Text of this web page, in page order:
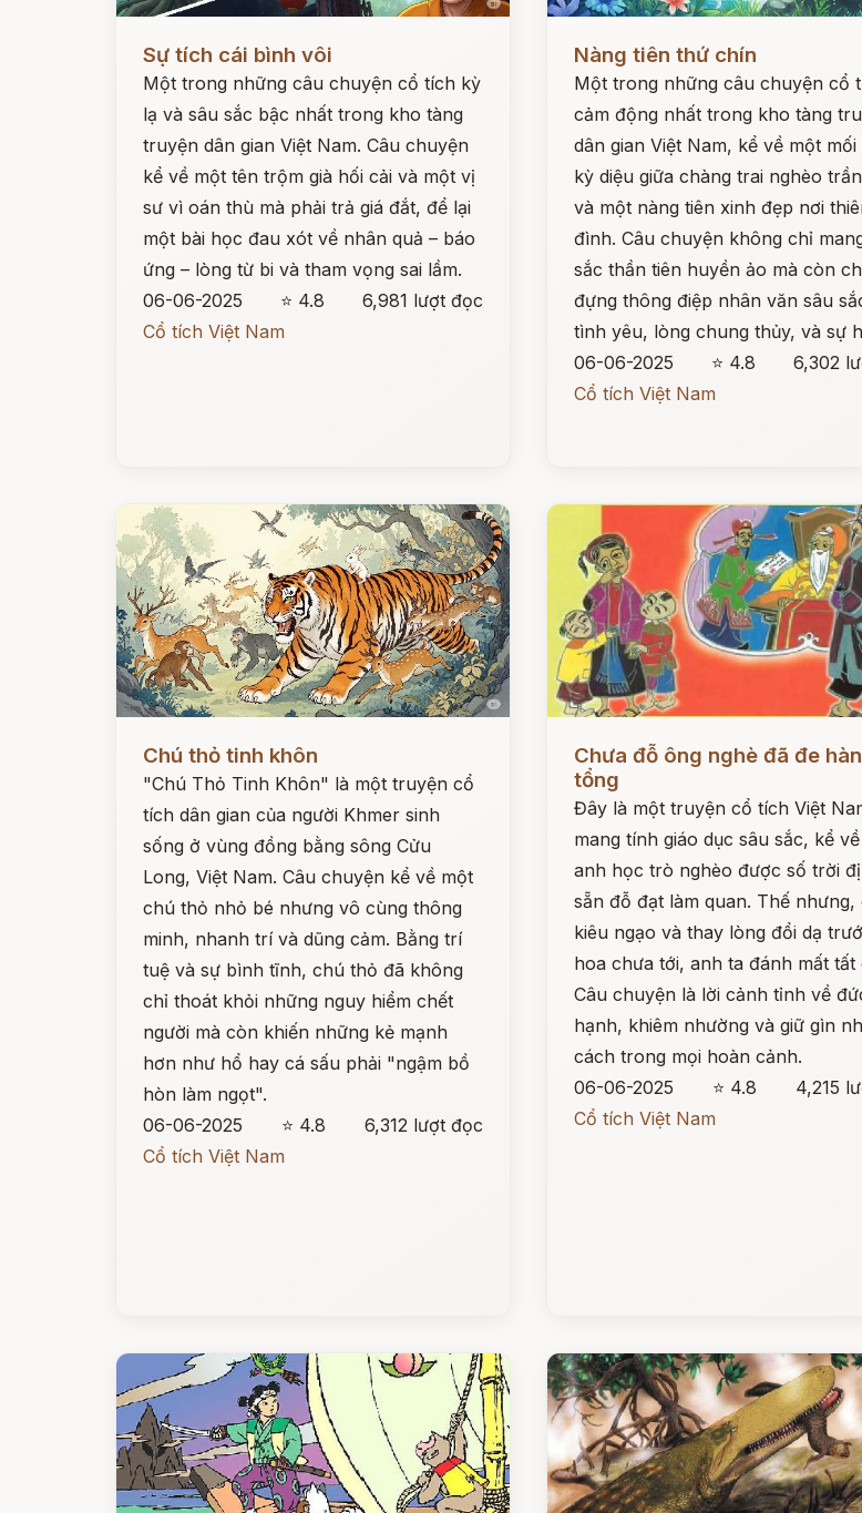
Sự tích cái bình vôi
Một trong những câu chuyện cổ tích kỳ
lạ và sâu sắc bậc nhất trong kho tàng
truyện dân gian Việt Nam. Câu chuyện
kể về một tên trộm già hối cải và một vị
sư vì oán thù mà phải trả giá đắt, để lại
một bài học đau xót về nhân quả – báo
ứng – lòng từ bi và tham vọng sai lầm.
06-06-2025
⭐ 4.8
6,981 lượt đọc
Cổ tích Việt Nam
Nàng tiên thứ chín
Một trong những câu chuyện cổ
cảm động nhất trong kho tàng
dân gian Việt Nam, kể về một
kỳ diệu giữa chàng trai nghèo
và một nàng tiên xinh đẹp nơi
đình. Câu chuyện không chỉ
sắc thần tiên huyền ảo mà còn
đựng thông điệp nhân văn sâu
tình yêu, lòng chung thủy, và sự
06-06-2025
⭐ 4.8
6,302
Cổ tích Việt Nam
Chú thỏ tinh khôn
"Chú Thỏ Tinh Khôn" là một truyện cổ
tích dân gian của người Khmer sinh
sống ở vùng đồng bằng sông Cửu
Long, Việt Nam. Câu chuyện kể về một
chú thỏ nhỏ bé nhưng vô cùng thông
minh, nhanh trí và dũng cảm. Bằng trí
tuệ và sự bình tĩnh, chú thỏ đã không
chỉ thoát khỏi những nguy hiểm chết
người mà còn khiến những kẻ mạnh
hơn như hổ hay cá sấu phải "ngậm bồ
hòn làm ngọt".
06-06-2025
⭐ 4.8
6,312 lượt đọc
Cổ tích Việt Nam
Chưa đỗ ông nghè đã đe
tổng
Đây là một truyện cổ tích Việt
mang tính giáo dục sâu sắc, kể
anh học trò nghèo được số trời
sẵn đỗ đạt làm quan. Thế nhưng,
kiêu ngạo và thay lòng đổi dạ
hoa chưa tới, anh ta đánh mất tất
Câu chuyện là lời cảnh tỉnh về
hạnh, khiêm nhường và giữ gìn
cách trong mọi hoàn cảnh.
06-06-2025
⭐ 4.8
4,215
Cổ tích Việt Nam